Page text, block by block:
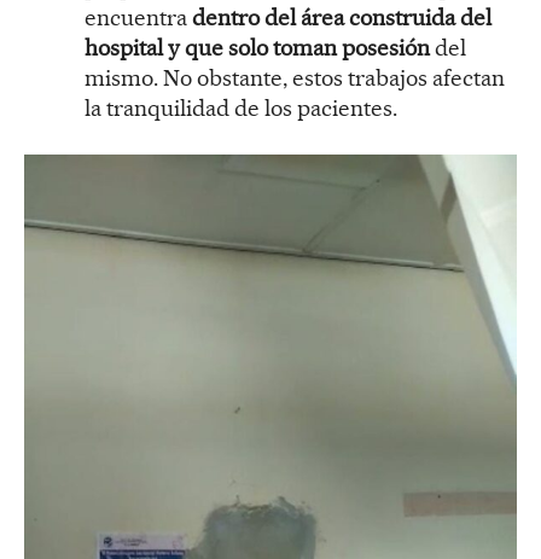
encuentradentro del área construida del
hospital y que solo toman posesióndel
mismo. No obstante, estos trabajos afectan
la tranquilidad de los pacientes.